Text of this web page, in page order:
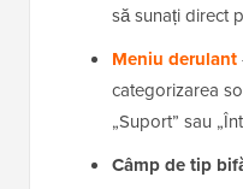
să sunați direct
Meniu derulant
categorizarea
„Suport” sau
Câmp de tip